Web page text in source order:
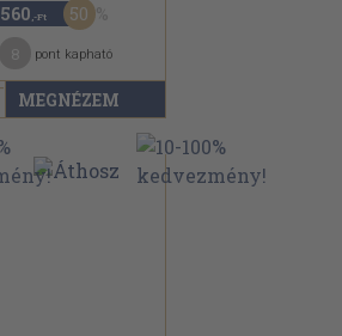
MEGNÉZEM
560 ,-Ft 50
pont kapható